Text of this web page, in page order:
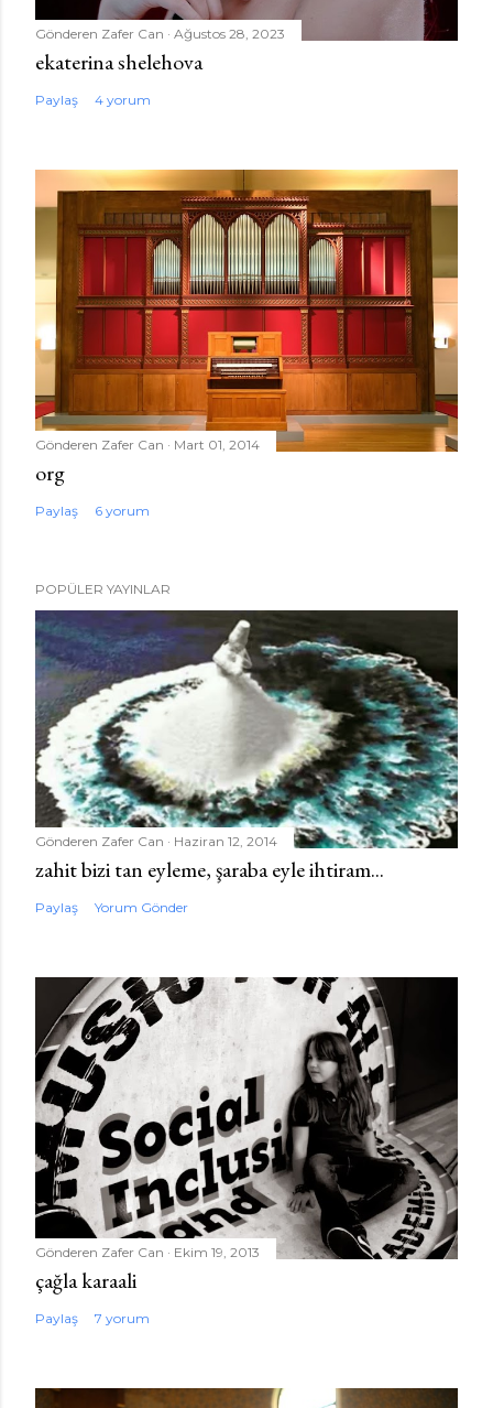
Gönderen Zafer Can Ağustos 28, 2023
ekaterina shelehova
Paylaş 4 yorum
Gönderen Zafer Can Mart 01, 2014
org
Paylaş 6 yorum
POPÜLER YAYINLAR
Gönderen Zafer Can Haziran 12, 2014
zahit bizi tan eyleme, şaraba eyle ihtiram...
Paylaş Yorum Gönder
Gönderen Zafer Can Ekim 19, 2013
çağla karaali
Paylaş 7 yorum